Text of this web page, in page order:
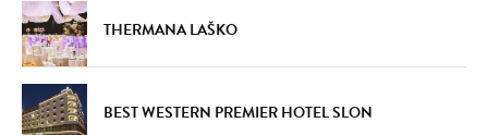
THERMANA LAŠKO
BEST WESTERN PREMIER HOTEL SLON